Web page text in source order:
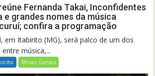
Fernanda Takai, Inconfidentes
grandes nomes da música
confira a programação
em Itabirito (MG), será palco de um dos
música,...
Minas Gerais